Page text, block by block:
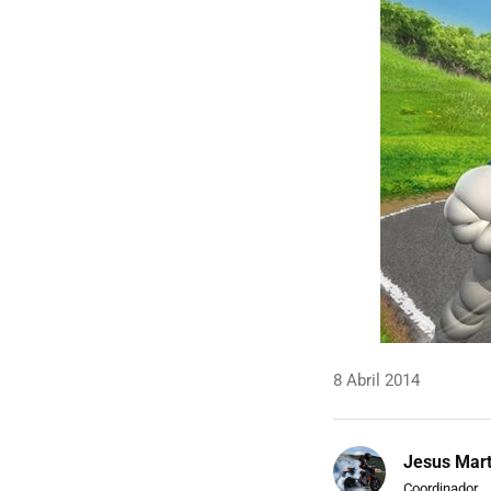
8 Abril 2014
Jesus
Coordinador